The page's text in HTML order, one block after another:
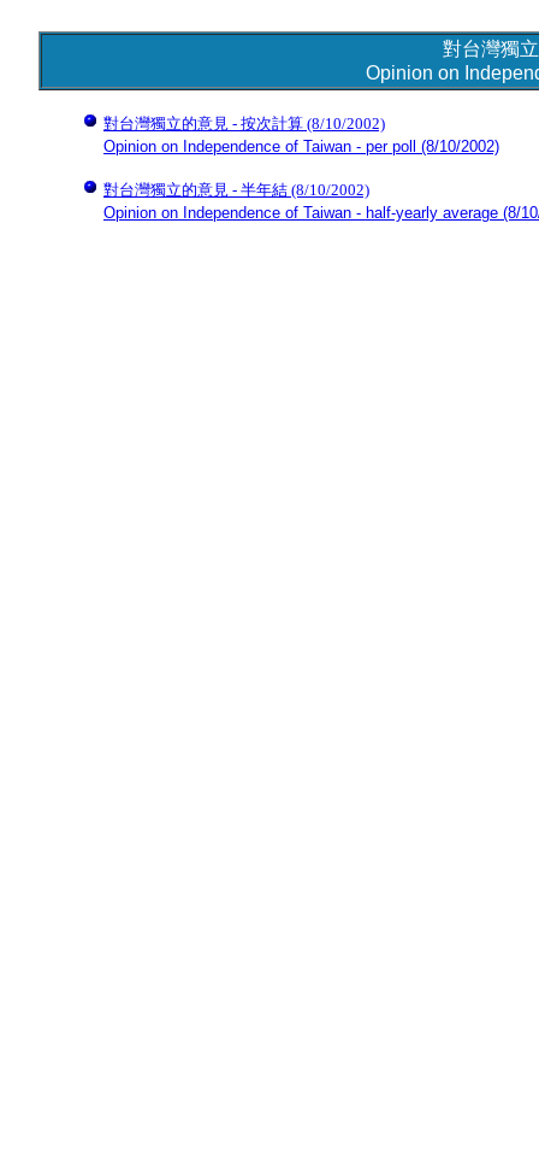
對台灣獨
Opinion on
對台灣獨立的意見 - 按次計算 (8/10/2002)
Opinion on Independence of Taiwan - per poll
(8/10/2002)
對台灣獨立的意見 - 半年結 (8/10/2002)
Opinion on Independence of Taiwan - half-yearly average (8/